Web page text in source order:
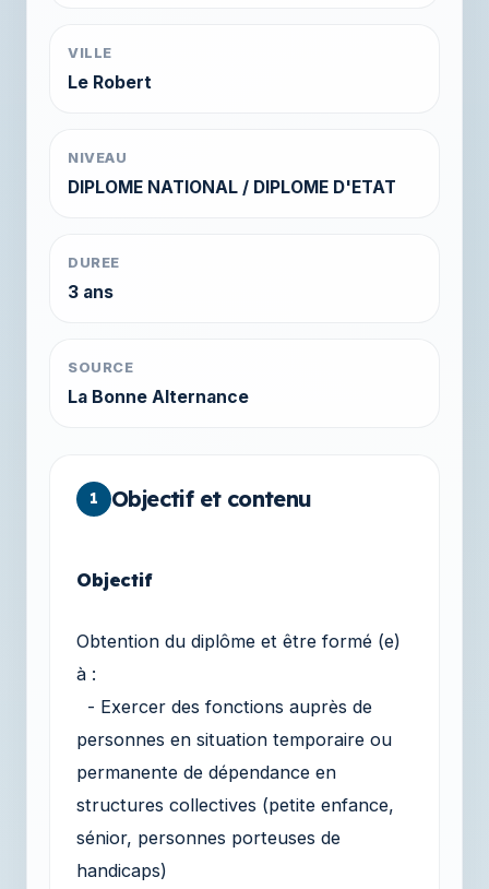
VILLE
Le Robert
NIVEAU
DIPLOME NATIONAL / DIPLOME D'ETAT
DUREE
3 ans
SOURCE
La Bonne Alternance
1 Objectif et contenu
Objectif
Obtention du diplôme et être formé (e)
à :
- Exercer des fonctions auprès de
personnes en situation temporaire ou
permanente de dépendance en
structures collectives (petite enfance,
sénior, personnes porteuses de
handicaps)